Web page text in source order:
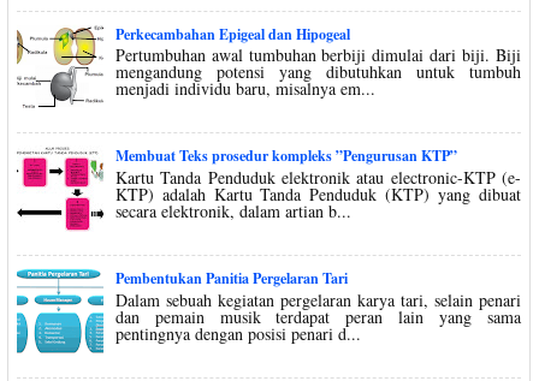
Perkecambahan Epigeal dan Hipogeal
Pertumbuhan awal tumbuhan berbiji dimulai dari biji. Biji
mengandung potensi yang dibutuhkan untuk tumbuh
menjadi individu baru, misalnya em...
Membuat Teks prosedur kompleks ”Pengurusan KTP”
Kartu Tanda Penduduk elektronik atau electronic-KTP (e-
KTP) adalah Kartu Tanda Penduduk (KTP) yang dibuat
secara elektronik, dalam artian b...
Pembentukan Panitia Pergelaran Tari
Dalam sebuah kegiatan pergelaran karya tari, selain penari
dan pemain musik terdapat peran lain yang sama
pentingnya dengan posisi penari d...